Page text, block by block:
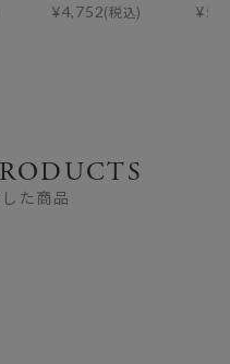
¥4,752(税込) ¥
た商品